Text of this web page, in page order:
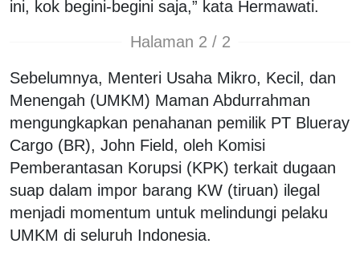
ini, kok begini-begini saja,” kata Hermawati.
Halaman 2 / 2
Sebelumnya, Menteri Usaha Mikro, Kecil, dan
Menengah (UMKM) Maman Abdurrahman
mengungkapkan penahanan pemilik PT Blueray
Cargo (BR), John Field, oleh Komisi
Pemberantasan Korupsi (KPK) terkait dugaan
suap dalam impor barang KW (tiruan) ilegal
menjadi momentum untuk melindungi pelaku
UMKM di seluruh Indonesia.